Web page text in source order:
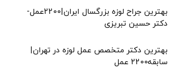
بهترین جراح لوزه بزرگسال ایران|2200عمل-
دکتر حسین تبریزی
بهترین دکتر متخصص عمل لوزه در تهران|
سابقه2200 عمل